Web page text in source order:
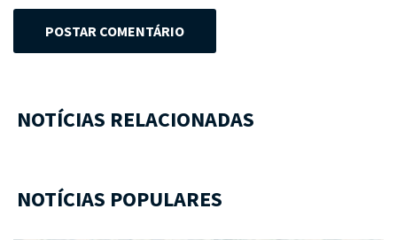
POSTAR COMENTÁRIO
NOTÍCIAS RELACIONADAS
NOTÍCIAS POPULARES